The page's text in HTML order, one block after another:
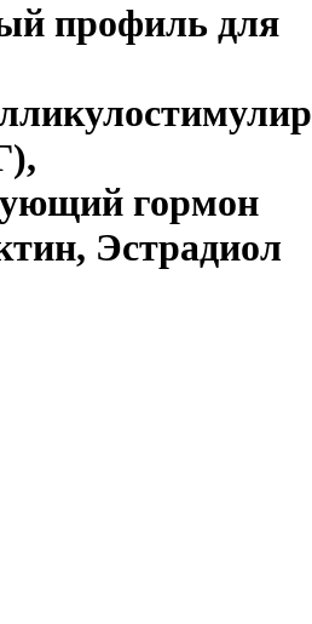
профиль для
гормон
Эстрадиол